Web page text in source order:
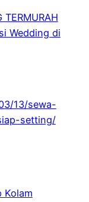
TERMURAH
Wedding di
13/sewa-
setting/
Kolam